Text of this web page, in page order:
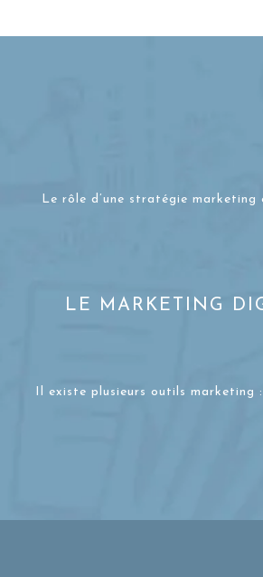
Le rôle d’une stratégie
LE MARKETING
Il existe plusieurs outils marketing